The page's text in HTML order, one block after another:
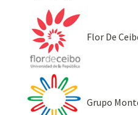
Flor De
Grupo